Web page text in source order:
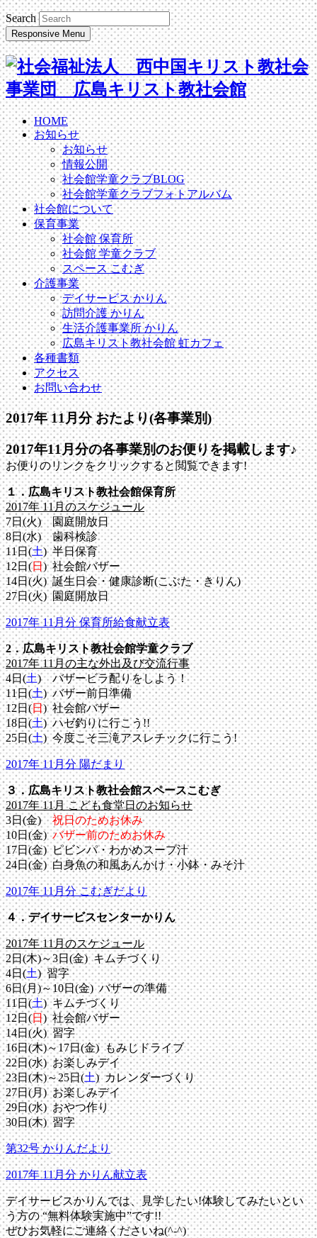
Search
Responsive Menu
HOME
お知らせ
お知らせ
情報公開
社会館学童クラブBLOG
社会館学童クラブフォトアルバム
社会館について
保育事業
社会館 保育所
社会館 学童クラブ
スペース こむぎ
介護事業
デイサービス かりん
訪問介護 かりん
生活介護事業所 かりん
広島キリスト教社会館 虹カフェ
各種書類
アクセス
お問い合わせ
2017年 11月分 おたより(各事業別)
2017年11月分の各事業別のお便りを掲載します♪
お便りのリンクをクリックすると閲覧できます!
１．広島キリスト教社会館保育所
2017年 11月のスケジュール
7日(火) 園庭開放日
8日(水) 歯科検診
11日(土) 半日保育
12日(日) 社会館バザー
14日(火) 誕生日会・健康診断(こぶた・きりん)
27日(火) 園庭開放日
2017年 11月分 保育所給食献立表
2．広島キリスト教社会館学童クラブ
2017年 11月の主な外出及び交流行事
4日(土) バザービラ配りをしよう！
11日(土) バザー前日準備
12日(日) 社会館バザー
18日(土) ハゼ釣りに行こう!!
25日(土) 今度こそ三滝アスレチックに行こう!
2017年 11月分 陽だまり
３．広島キリスト教社会館スペースこむぎ
2017年 11月 こども食堂日のお知らせ
3日(金)祝日のためお休み
10日(金)バザー前のためお休み
17日(金) ピビンパ・わかめスープ汁
24日(金) 白身魚の和風あんかけ・小鉢・みそ汁
2017年 11月分 こむぎだより
４．デイサービスセンターかりん
2017年 11月のスケジュール
2日(木)～3日(金) キムチづくり
4日(土) 習字
6日(月)～10日(金) バザーの準備
11日(土) キムチづくり
12日(日) 社会館バザー
14日(火) 習字
16日(木)～17日(金) もみじドライブ
22日(水) お楽しみデイ
23日(木)～25日(土) カレンダーづくり
27日(月) お楽しみデイ
29日(水) おやつ作り
30日(木) 習字
第32号 かりんだより
2017年 11月分 かりん献立表
デイサービスかりんでは、見学したい!体験してみたいとい
う方の “無料体験実施中”です!!
ぜひお気軽にご連絡くださいね(^-^)